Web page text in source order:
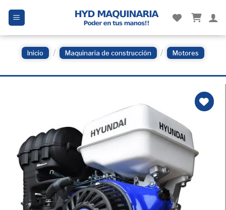
Inicio / Maquinaria de construcción / Motores
Añadir
Lista
de
deseos